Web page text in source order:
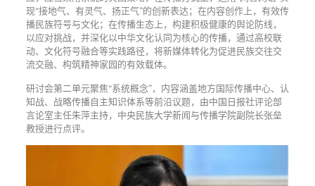
现“接地气、有灵气、扬正气”的创新表达；在内容创作上，有效传
播民族符号与文化；在传播生态上，构建积极健康的舆论防线，
以应对挑战，并深化以中华文化认同为核心的传播，通过高校联
动、文化符号融合等实践路径，将新媒体转化为促进民族交往交
流交融、构筑精神家园的有效载体。
研讨会第二单元聚焦“系统概念”，内容涵盖地方国际传播中心、认
知战、战略传播自主知识体系等前沿议题，由中国日报社评论部
言论室主任朱萍主持，中央民族大学新闻与传播学院副院长张垒
教授进行点评。